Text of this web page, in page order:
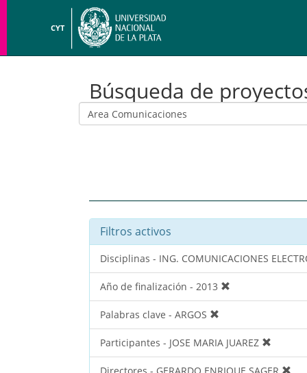
CYT
Búsqueda de
Filtros activos
Disciplinas - ING. COMUNICACIONES
Año de finalización - 2013
Palabras clave - ARGOS
Participantes - JOSE MARIA JUAREZ
Directores - GERARDO ENRIQUE SAGER